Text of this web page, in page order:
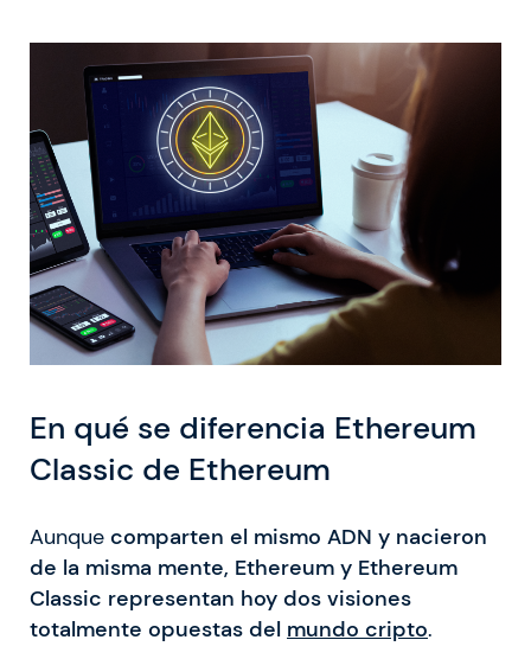
En qué se diferencia Ethereum
Classic de Ethereum
Aunque comparten el mismo ADN y nacieron
de la misma mente, Ethereum y Ethereum
Classic representan hoy dos visiones
totalmente opuestas del mundo cripto.